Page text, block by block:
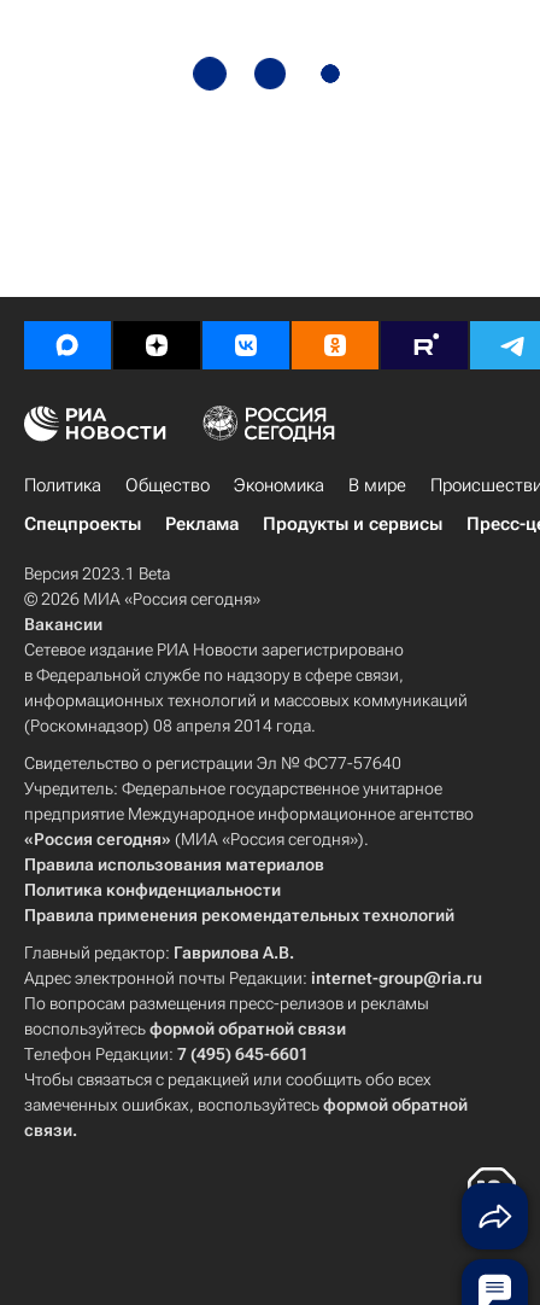
Политика Общество Экономика В мире
Спецпроекты
Реклама Продукты и сервисы Пресс-
Версия 2023.1 Beta
© 2026 МИА «Россия сегодня»
Вакансии
Сетевое издание РИА Новости зарегистрировано
в Федеральной службе по надзору в сфере связи,
информационных технологий и массовых коммуникаций
(Роскомнадзор) 08 апреля 2014 года.
Свидетельство о регистрации Эл № ФС77-57640
Учредитель: Федеральное государственное унитарное
предприятие Международное информационное агентство
«Россия сегодня» (МИА «Россия сегодня»).
Правила использования материалов
Политика конфиденциальности
Правила применения рекомендательных технологий
Главный редактор: Гаврилова А.В.
Адрес электронной почты Редакции: internet-group@ria.ru
По вопросам размещения пресс-релизов и рекламы
воспользуйтесьформой обратной связи
Телефон Редакции: 7 (495) 645-6601
Чтобы связаться с редакцией или сообщить обо всех
замеченных ошибках, воспользуйтесьформой обратной
связи.